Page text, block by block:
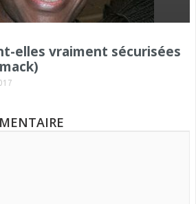
elles vraiment sécurisées